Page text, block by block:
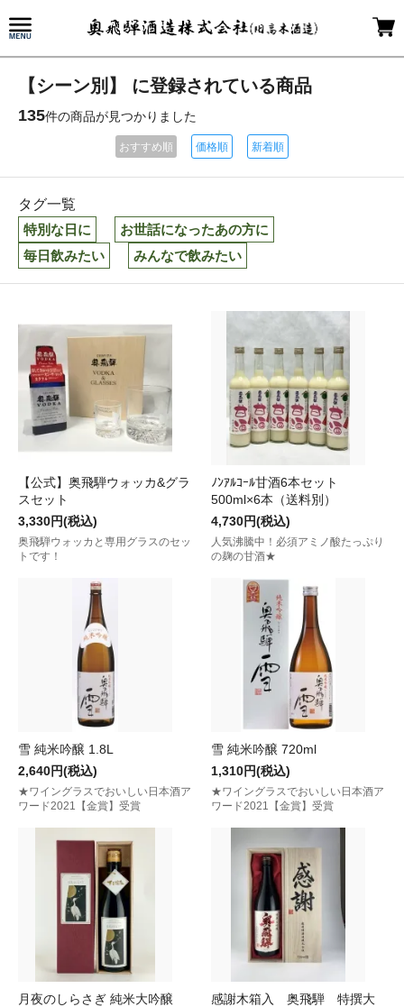
【シーン別】 に登録されている商品
135件の商品が見つかりました
おすすめ順 価格順 新着順
タグ一覧
特別な日に
お世話になったあの方に
毎日飲みたい
みんなで飲みたい
【公式】奥飛騨ウォッカ&グラ
スセット
3,330円(税込)
奥飛騨ウォッカと専用グラスのセッ
トです！
ﾉﾝｱﾙｺｰﾙ甘酒6本セット
500ml×6本（送料別）
4,730円(税込)
人気沸騰中！必須アミノ酸たっぷり
の麹の甘酒★
雪 純米吟醸 1.8L
2,640円(税込)
★ワイングラスでおいしい日本酒ア
ワード2021【金賞】受賞
雪 純米吟醸 720ml
1,310円(税込)
★ワイングラスでおいしい日本酒ア
ワード2021【金賞】受賞
月夜のしらさぎ 純米大吟醸
感謝木箱入 奥飛騨 特撰大